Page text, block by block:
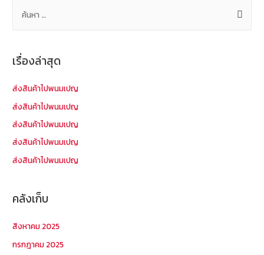
ห
รั
เรื่องล่าสุด
ส่งสินค้าไปพนมเปญ
ส่งสินค้าไปพนมเปญ
ส่งสินค้าไปพนมเปญ
ส่งสินค้าไปพนมเปญ
ส่งสินค้าไปพนมเปญ
คลังเก็บ
สิงหาคม 2025
กรกฎาคม 2025